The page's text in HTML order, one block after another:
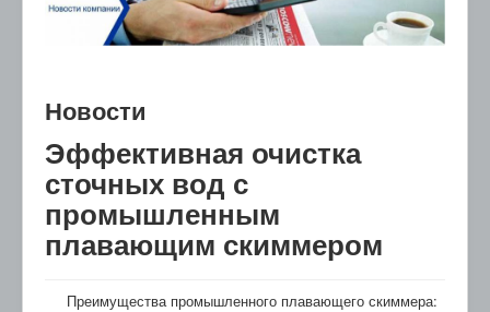
Новости
Эффективная очистка
сточных вод с
промышленным
плавающим скиммером
Преимущества промышленного плавающего скиммера: